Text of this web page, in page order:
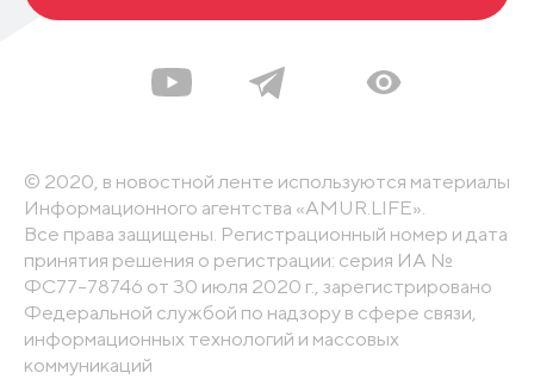
© 2020, в новостной ленте используются материалы
Информационного агентства «AMUR.LIFE».
Все права защищены. Регистрационный номер и дата
принятия решения о регистрации: серия ИА №
ФС77-78746 от 30 июля 2020 г., зарегистрировано
Федеральной службой по надзору в сфере связи,
информационных технологий и массовых
коммуникаций